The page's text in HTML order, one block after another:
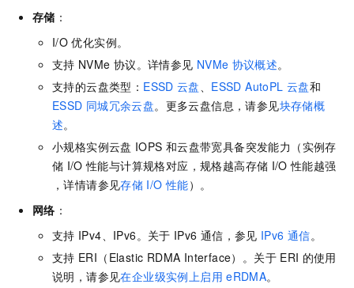
存储 ：
I/O 优化实例。
支持 NVMe 协议。详情参见 NVMe 协议概述。
支持的云盘类型： ESSD 云盘 ESSD AutoPL 云盘和
ESSD 同城冗余云盘。更多云盘信息，请参见块存储概
述。
小规格实例云盘 IOPS 和云盘带宽具备突发能力（实例存
储 I/O 性能与计算规格对应，规格越高存储 I/O 性能越强
，详情请参见存储 I/O 性能）。
网络 ：
支持 IPv4、IPv6。关于 IPv6 通信，参见 IPv6 通信。
支持 ERI（Elastic RDMA Interface）。关于 ERI 的使用
说明，请参见在企业级实例上启用 eRDMA。